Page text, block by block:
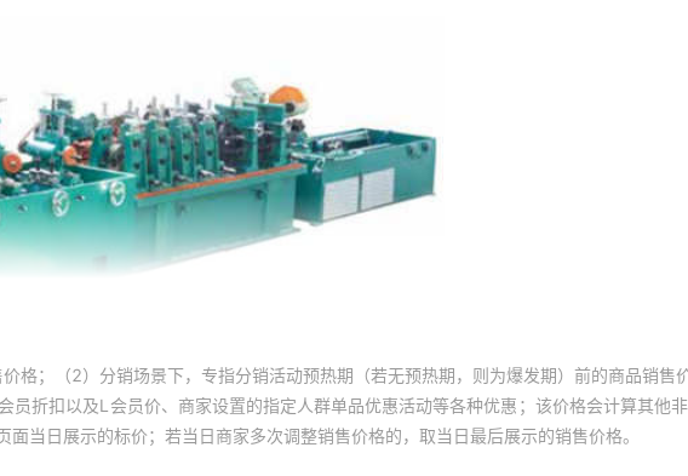
格；（2）分销场景下，专指分销活动预热期（若无预热期，则为爆发期）前的商品销售
折扣以及L会员价、商家设置的指定人群单品优惠活动等各种优惠；该价格会计算其他
当日展示的标价；若当日商家多次调整销售价格的，取当日最后展示的销售价格。